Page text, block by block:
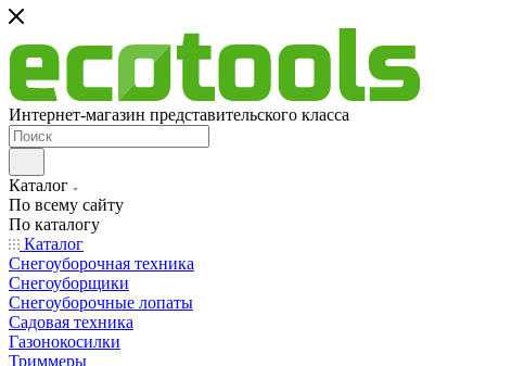
Интернет-магазин представительского класса
Каталог
По всему сайту
По каталогу
Каталог
Снегоуборочная техника
Снегоуборщики
Снегоуборочные лопаты
Садовая техника
Газонокосилки
Триммеры